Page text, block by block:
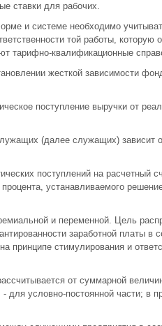
ставки для рабочих.
и системе необходимо
той работы, которую
тарифно-квалификационные
жесткой зависимости
поступление выручки от
(далее служащих) зависит
поступлений на расчетный
устанавливаемого
и переменной. Цель
заработной платы в
принципе стимулирования и
от суммарной
для условно-постоянной части; в